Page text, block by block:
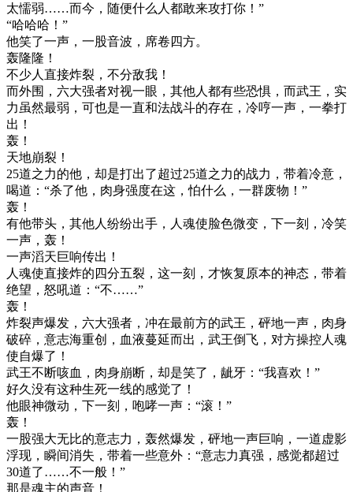
太懦弱……而今，随便什么人都敢来攻打你！”
“哈哈哈！”
他笑了一声，一股音波，席卷四方。
轰隆隆！
不少人直接炸裂，不分敌我！
而外围，六大强者对视一眼，其他人都有些恐惧，而武王，实
力虽然最弱，可也是一直和法战斗的存在，冷哼一声，一拳打
出！
轰！
天地崩裂！
25道之力的他，却是打出了超过25道之力的战力，带着冷意，
喝道：“杀了他，肉身强度在这，怕什么，一群废物！”
轰！
有他带头，其他人纷纷出手，人魂使脸色微变，下一刻，冷笑
一声，轰！
一声滔天巨响传出！
人魂使直接炸的四分五裂，这一刻，才恢复原本的神态，带着
绝望，怒吼道：“不……”
轰！
炸裂声爆发，六大强者，冲在最前方的武王，砰地一声，肉身
破碎，意志海重创，血液蔓延而出，武王倒飞，对方操控人魂
使自爆了！
武王不断咳血，肉身崩断，却是笑了，龇牙：“我喜欢！”
好久没有这种生死一线的感觉了！
他眼神微动，下一刻，咆哮一声：“滚！”
轰！
一股强大无比的意志力，轰然爆发，砰地一声巨响，一道虚影
浮现，瞬间消失，带着一些意外：“意志力真强，感觉都超过
30道了……不一般！”
那是魂主的声音！